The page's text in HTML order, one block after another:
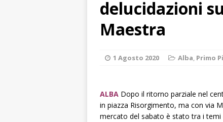
[ 8 Agosto
LANGHE
degrado
[ 8 Agosto
delucidazioni
Maestra
1 Agosto 2020 Alba, Primo
ALBA Dopo il ritorno parziale nel
in piazza Risorgimento, ma con via
mercato del sabato è stato tra i